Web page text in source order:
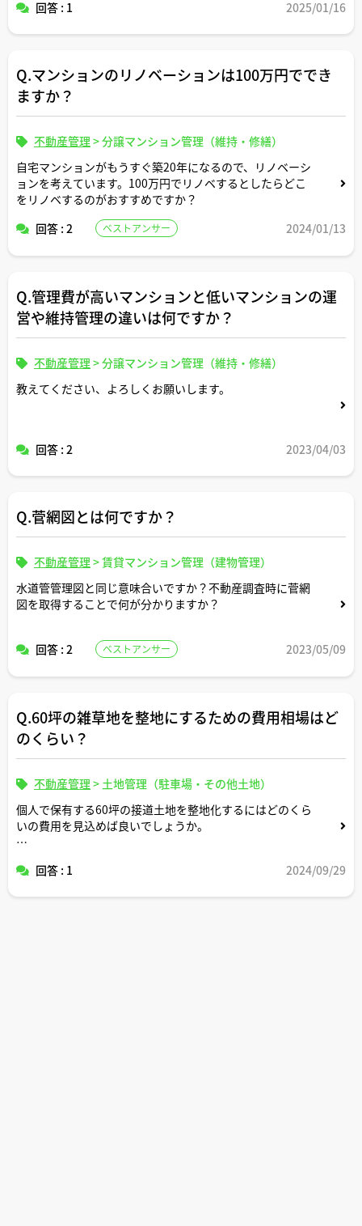
回答 : 1 2025/01/16
Q.マンションのリノベーションは100万円ででき
ますか？
不動産管理 >分譲マンション管理（維持・修繕）
自宅マンションがもうすぐ築20年になるので、リノベーシ
ョンを考えています。100万円でリノベするとしたらどこ
をリノベするのがおすすめですか？
回答 : 2
ベストアンサー 2024/01/13
Q.管理費が高いマンションと低いマンションの運
営や維持管理の違いは何ですか？
不動産管理 >分譲マンション管理（維持・修繕）
教えてください、よろしくお願いします。
回答 : 2 2023/04/03
Q.菅網図とは何ですか？
不動産管理 >賃貸マンション管理（建物管理）
水道管管理図と同じ意味合いですか？不動産調査時に菅網
図を取得することで何が分かりますか？
回答 : 2 ベストアンサー 2023/05/09
Q.60坪の雑草地を整地にするための費用相場はど
のくらい？
不動産管理 > 土地管理（駐車場・その他土地）
個人で保有する60坪の接道土地を整地化するにはどのくら
いの費用を見込めば良いでしょうか。
いてのアドバイスもよろしくお願いいたします。
回答 : 1 2024/09/29